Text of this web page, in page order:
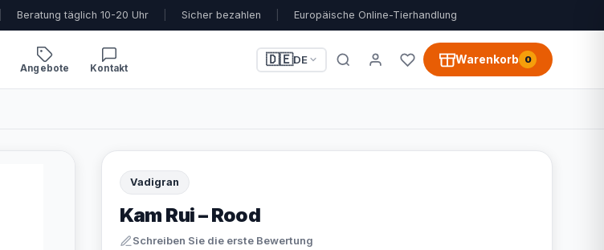
Beratung täglich 10-20 Uhr Sicher bezahlen Europäische Online-Tierhandlung
Angebote Kontakt
🇩🇪DE Warenkorb 0
Vadigran
Kam Rui – Rood
Schreiben Sie die erste Bewertung